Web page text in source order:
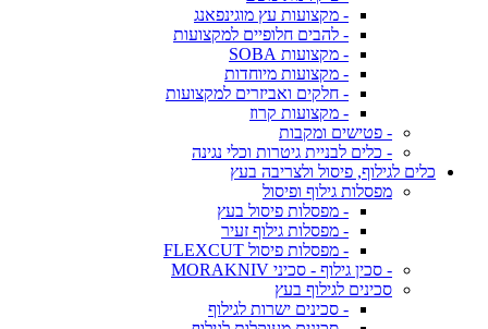
- מקצועות עץ מוגינפאנג
- להבים חלופיים למקצועות
- מקצועות SOBA
- מקצועות מיוחדות
- חלקים ואביזרים למקצועות
- מקצועות קרוז
- פטישים ומקבות
- כלים לבניית גיטרות וכלי נגינה
כלים לגילוף, פיסול ולצריבה בעץ
מפסלות גילוף ופיסול
- מפסלות פיסול בעץ
- מפסלות גילוף זעיר
- מפסלות פיסול FLEXCUT
- סכין גילוף - סכיני MORAKNIV
סכינים לגילוף בעץ
- סכינים ישרות לגילוף